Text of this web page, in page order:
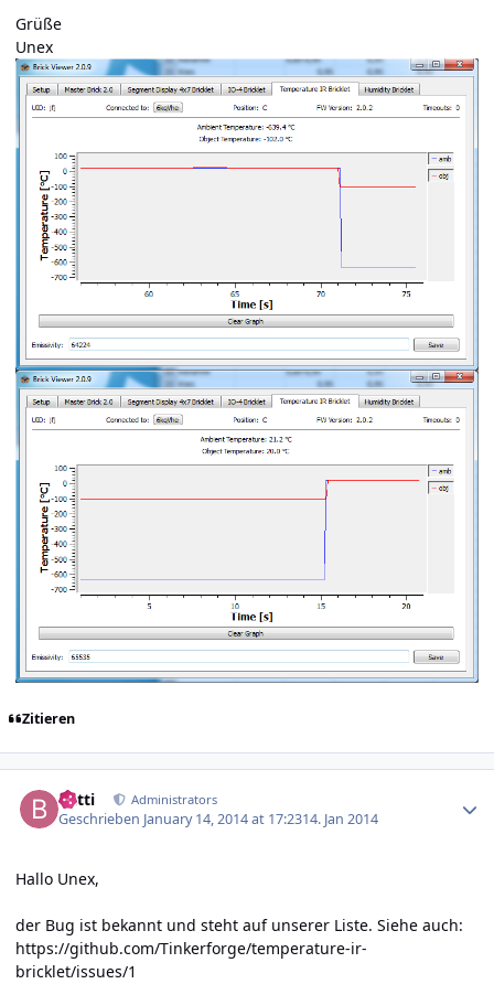
Grüße
Unex
Zitieren
batti Administrators
Geschrieben January 14, 2014 at 17:2314. Jan 2014
Hallo Unex,
der Bug ist bekannt und steht auf unserer Liste. Siehe auch:
https://github.com/Tinkerforge/temperature-ir-
bricklet/issues/1